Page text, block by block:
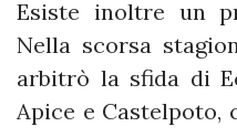
Esiste inoltre un
Nella scorsa
arbitrò la sfida di
Apice e Castelpoto,